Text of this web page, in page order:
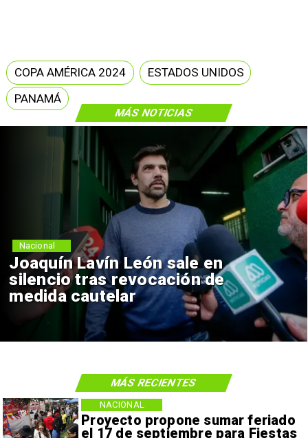
MÁS NOTICIAS
COPA AMÉRICA 2024
ESTADOS UNIDOS
PANAMÁ
Joaquín Lavín León sale en
silencio tras revocación de
medida cautelar
Nacional
Proyecto propone sumar feriado
el 17 de septiembre para Fiestas
NACIONAL
MÁS RECIENTES